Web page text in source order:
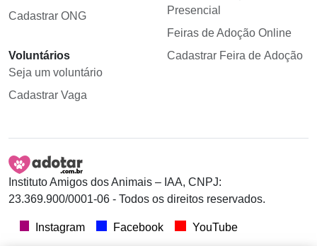
Cadastrar ONG
Voluntários
Seja um voluntário
Cadastrar Vaga
Presencial
Feiras de Adoção Online
Cadastrar Feira de Adoção
Instituto Amigos dos Animais – IAA, CNPJ:
23.369.900/0001-06 - Todos os direitos reservados.
Instagram Facebook YouTube